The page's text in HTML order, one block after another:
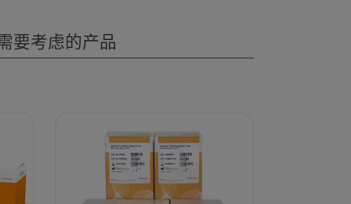
是一款人类SNP基因分型
可以采用AmpliSeq for Illumina
建文库，无需去除石蜡或进行DNA
要考虑的产品